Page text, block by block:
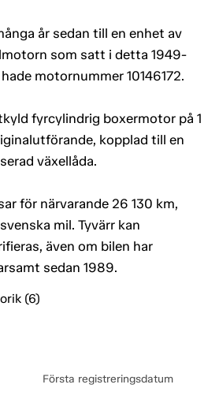
år sedan till en enhet av
som satt i detta 1949-
motornummer 10146172.
fyrcylindrig boxermotor på 1
kopplad till en
växellåda.
för närvarande 26 130 km,
mil. Tyvärr kan
även om bilen har
sedan 1989.
(6)
Första registreringsdatum